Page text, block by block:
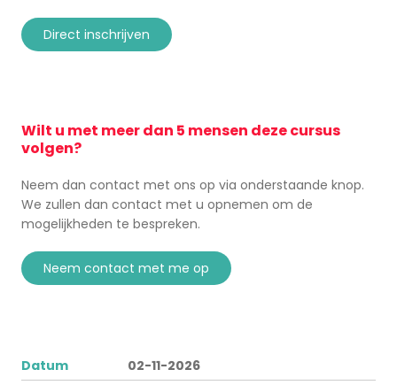
direct inschrijven
Wilt u met meer dan 5 mensen deze cursus
volgen?
Neem dan contact met ons op via onderstaande knop.
We zullen dan contact met u opnemen om de
mogelijkheden te bespreken.
neem contact met me op
Datum
02-11-2026